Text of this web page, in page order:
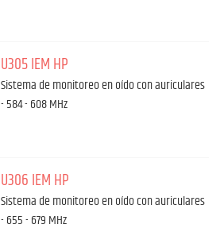
U305 IEM HP
Sistema de monitoreo en oído con auriculares
- 584 - 608 MHz
U306 IEM HP
Sistema de monitoreo en oído con auriculares
- 655 - 679 MHz